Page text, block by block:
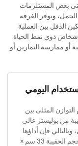
الحياة
أو
بين
عالي
يبقى نفسه حتى مع الاستخدام المتكرر. يبلغ حجم الحقيبة 33 سم ×